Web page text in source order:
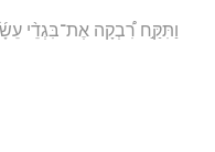
וַתִּקַּ֣ח רִ֠בְקָה אֶת־בִּגְדֵ֨י